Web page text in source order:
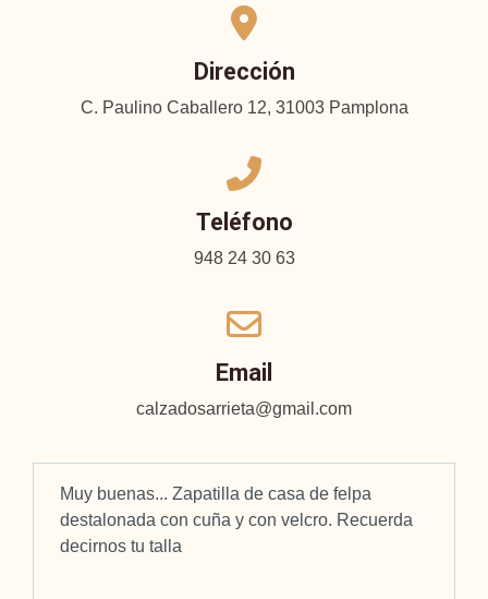
Dirección
C. Paulino Caballero 12, 31003 Pamplona
Teléfono
948 24 30 63
Email
calzadosarrieta@gmail.com